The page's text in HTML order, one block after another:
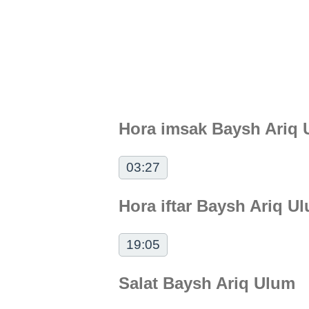
Hora imsak Baysh Ariq
03:27
Hora iftar Baysh Ariq
19:05
Salat Baysh Ariq Ulum